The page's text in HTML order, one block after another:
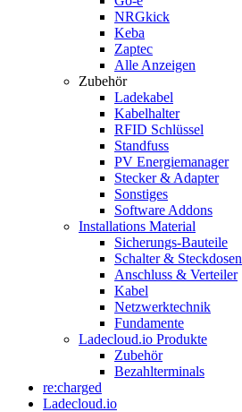
NRGkick
Keba
Zaptec
Alle Anzeigen
Zubehör
Ladekabel
Kabelhalter
RFID Schlüssel
Standfuss
PV Energiemanager
Stecker & Adapter
Sonstiges
Software Addons
Installations Material
Sicherungs-Bauteile
Schalter & Steckdosen
Anschluss & Verteiler
Kabel
Netzwerktechnik
Fundamente
Ladecloud.io Produkte
Zubehör
Bezahlterminals
re:charged
Ladecloud.io